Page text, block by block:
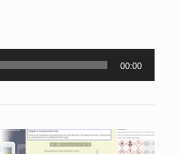
00:00